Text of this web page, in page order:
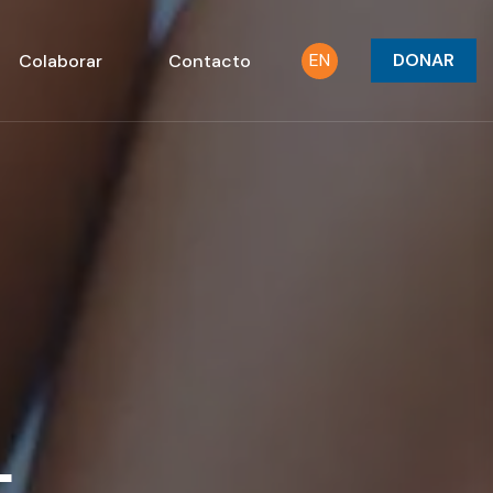
Colaborar Contacto EN DONAR